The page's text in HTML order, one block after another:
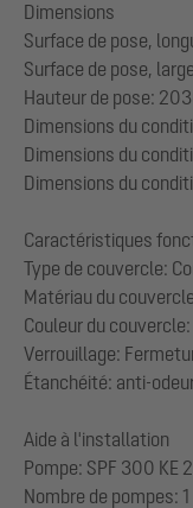
Dimensions
Surface de pose,
Surface de pose,
Hauteur de pose:
Dimensions du
Dimensions du
Dimensions du
Caractéristiques
Type de couvercle:
Matériau du
Couleur du
Verrouillage:
Étanchéité: anti-
Aide à l'installation
Pompe: SPF 300 KE
Nombre de pompes: 1